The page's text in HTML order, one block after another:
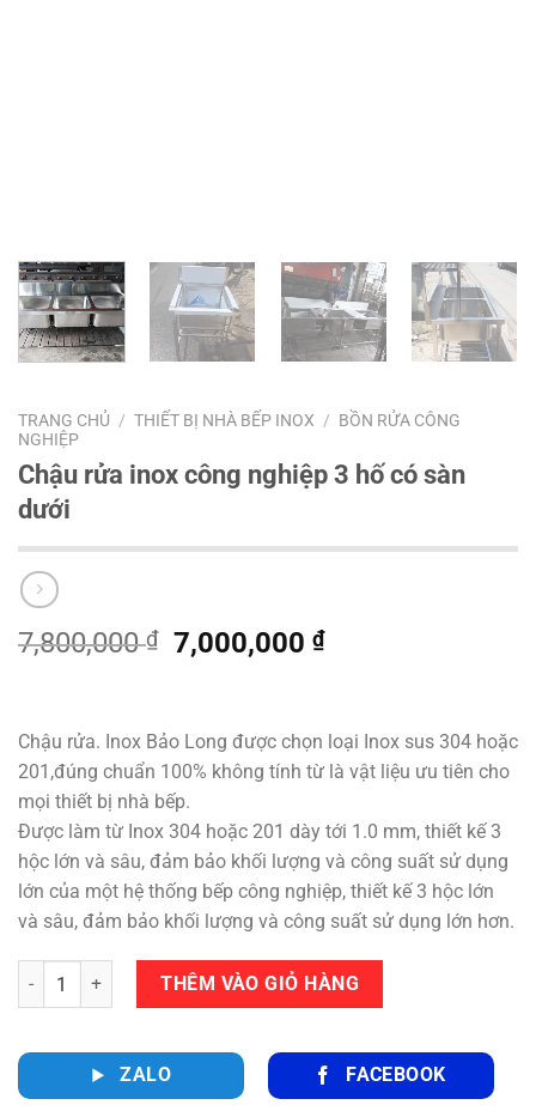
TRANG CHỦ / THIẾT BỊ NHÀ BẾP INOX / BỒN RỬA CÔNG
NGHIỆP
Chậu rửa inox công nghiệp 3 hố có sàn
dưới
7,800,000₫
Giá
7,800,000 ₫.
7,000,000₫Giá
là:
7,000,000 ₫.
Chậu rửa. Inox Bảo Long được chọn loại Inox sus 304 hoặc
201,đúng chuẩn 100% không tính từ là vật liệu ưu tiên cho
mọi thiết bị nhà bếp.
Được làm từ Inox 304 hoặc 201 dày tới 1.0 mm, thiết kế 3
hộc lớn và sâu, đảm bảo khối lượng và công suất sử dụng
lớn của một hệ thống bếp công nghiệp, thiết kế 3 hộc lớn
và sâu, đảm bảo khối lượng và công suất sử dụng lớn hơn.
Số lượng THÊM VÀO GIỎ HÀNG
ZALO FACEBOOK